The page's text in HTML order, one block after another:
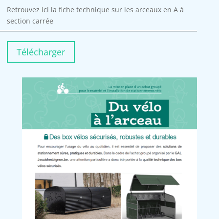
Retrouvez ici la fiche technique sur les arceaux en A à
section carrée
Télécharger